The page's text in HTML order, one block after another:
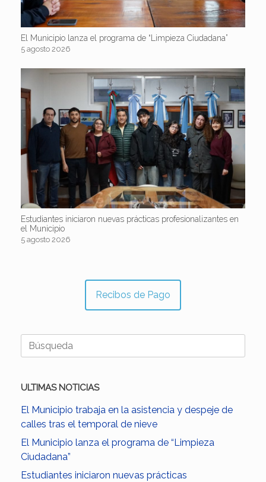
El Municipio lanza el programa de “Limpieza Ciudadana”
5 agosto 2026
Estudiantes iniciaron nuevas prácticas profesionalizantes en
el Municipio
5 agosto 2026
Recibos de Pago
Buscar:
ULTIMAS NOTICIAS
El Municipio trabaja en la asistencia y despeje de
calles tras el temporal de nieve
El Municipio lanza el programa de “Limpieza
Ciudadana”
Estudiantes iniciaron nuevas prácticas